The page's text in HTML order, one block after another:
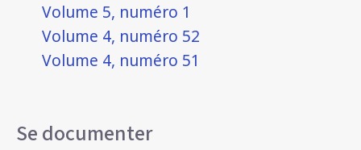
Volume 5, numéro 1
Volume 4, numéro 52
Volume 4, numéro 51
Se documenter